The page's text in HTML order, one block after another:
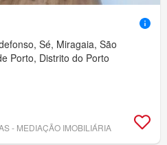
Sé, Miragaia, São
Porto, Distrito do Porto
- MEDIAÇÃO IMOBILIÁRIA